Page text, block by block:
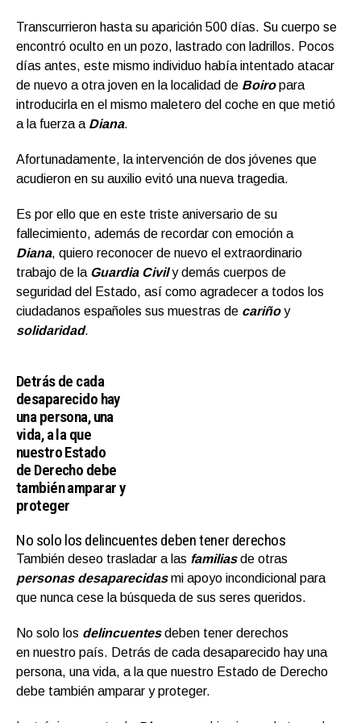
Transcurrieron hasta su aparición 500 días. Su cuerpo se
encontró oculto en un pozo, lastrado con ladrillos. Pocos
días antes, este mismo individuo había intentado atacar
de nuevo a otra joven en la localidad de Boiropara
introducirla en el mismo maletero del coche en que metió
a la fuerza a Diana.
Afortunadamente, la intervención de dos jóvenes que
acudieron en su auxilio evitó una nueva tragedia.
Es por ello que en este triste aniversario de su
fallecimiento, además de recordar con emoción a
Diana, quiero reconocer de nuevo el extraordinario
trabajo de la Guardia Civil y demás cuerpos de
seguridad del Estado, así como agradecer a todos los
ciudadanos españoles sus muestras de cariñoy
solidaridad.
Detrás de cada
desaparecido hay
una persona, una
vida, a la que
nuestro Estado
de Derecho debe
también amparar y
proteger
No solo los delincuentes deben tener derechos
También deseo trasladar a las familias de otras
personas desaparecidasmi apoyo incondicional para
que nunca cese la búsqueda de sus seres queridos.
No solo los delincuentesdeben tener derechos
en nuestro país. Detrás de cada desaparecido hay una
persona, una vida, a la que nuestro Estado de Derecho
debe también amparar y proteger.